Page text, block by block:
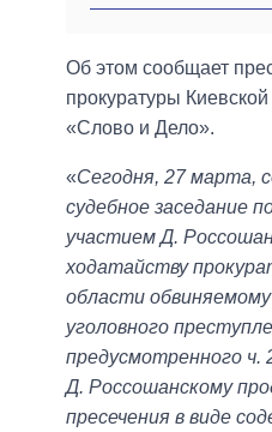
Об этом сообщает
прокуратуры
«Слово и Дело».
«Сегодня, 27 марта,
судебное заседание
участием Д.
ходатайству
области
уголовного
предусмотренного ч.
Д. Россошанскому
пресечения в виде